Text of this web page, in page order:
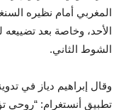
المغربي أمام نظيره
الأحد، وخاصة بعد
الشوط الثاني.
وقال إبراهيم دياز في
تطبيق أنستغرام: “روحي